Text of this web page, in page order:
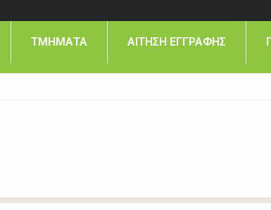
ΤΜΗΜΑΤΑ ΑΙΤΗΣΗ ΕΓΓΡΑΦΗΣ